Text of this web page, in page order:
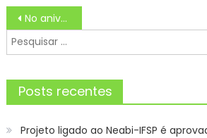
Navegação
de
Post
No aniversário da PM, governador destaca valorização do efetivo e serviço de inteligência
Pesquisar
por:
Posts recentes
Projeto ligado ao Neabi-IFSP é